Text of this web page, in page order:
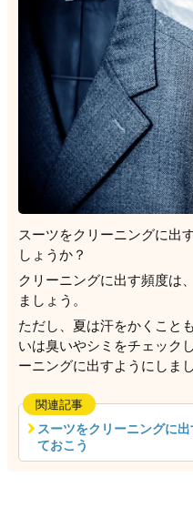
スーツをクリーニングに出
しょうか？
クリーニングに出す頻度は、
ましょう。
ただし、夏は汗をかくこと
いは臭いやシミをチェック
ーニングに出すようにしまし
関連記事
スーツをクリーニングに
ておこう